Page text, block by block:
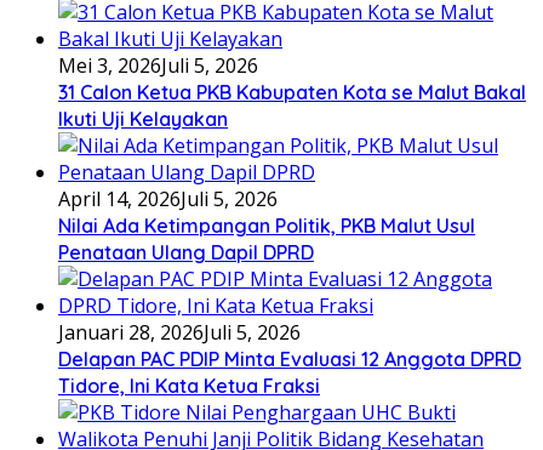
Mei 3, 2026Juli 5, 2026
31 Calon Ketua PKB Kabupaten Kota se Malut Bakal
Ikuti Uji Kelayakan
April 14, 2026Juli 5, 2026
Nilai Ada Ketimpangan Politik, PKB Malut Usul
Penataan Ulang Dapil DPRD
Januari 28, 2026Juli 5, 2026
Delapan PAC PDIP Minta Evaluasi 12 Anggota DPRD
Tidore, Ini Kata Ketua Fraksi